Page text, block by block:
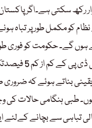
رکھ سکتی ہے۔اگر
کو مکمل طور پر تباہ
ہوں گے۔ حکومت کو فوری
کے اخراجات کو جی ڈی
بناتے ہوئے کہ
طبی ہنگامی حالات کی
مالی تباہی سے بچانے